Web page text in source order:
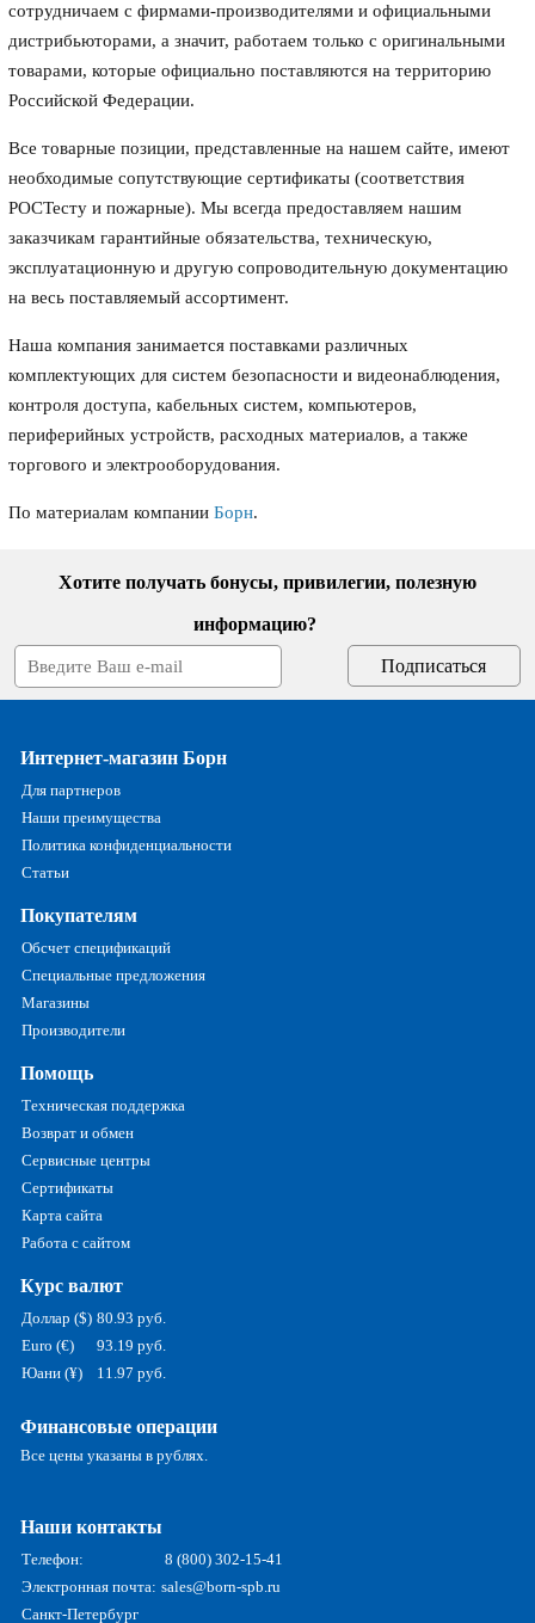
сотрудничаем с фирмами-производителями и официальными
дистрибьюторами, а значит, работаем только с оригинальными
товарами, которые официально поставляются на территорию
Российской Федерации.
Все товарные позиции, представленные на нашем сайте, имеют
необходимые сопутствующие сертификаты (соответствия
РОСТесту и пожарные). Мы всегда предоставляем нашим
заказчикам гарантийные обязательства, техническую,
эксплуатационную и другую сопроводительную документацию
на весь поставляемый ассортимент.
Наша компания занимается поставками различных
комплектующих для систем безопасности и видеонаблюдения,
контроля доступа, кабельных систем, компьютеров,
периферийных устройств, расходных материалов, а также
торгового и электрооборудования.
По материалам компанииБорн.
Хотите получать бонусы, привилегии, полезную
информацию?
Интернет-магазин Борн
Для партнеров
Наши преимущества
Политика конфиденциальности
Статьи
Покупателям
Обсчет спецификаций
Специальные предложения
Магазины
Производители
Помощь
Техническая поддержка
Возврат и обмен
Сервисные центры
Сертификаты
Карта сайта
Работа с сайтом
Курс валют
Доллар ($) 80.93 руб.
Euro (€)
93.19 руб.
Юани (¥)
11.97 руб.
Финансовые операции
Все цены указаны в рублях.
Наши контакты
Телефон:
8 (800) 302-15-41
Электронная почта: sales@born-spb.ru
Санкт-Петербург